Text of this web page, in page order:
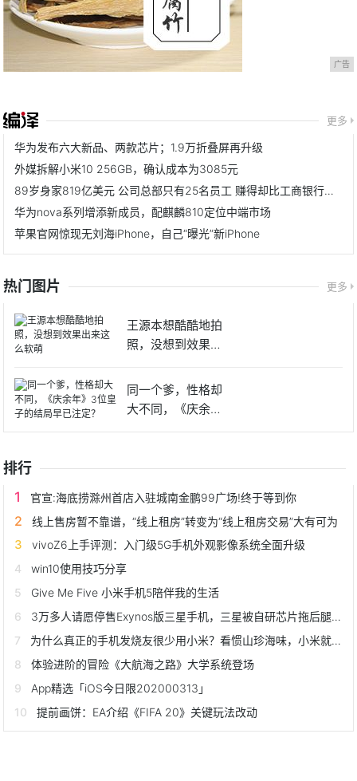
广告
更多
华为发布六大新品、两款芯片；1.9万折叠屏再升级
外媒拆解小米10 256GB，确认成本为3085元
89岁身家819亿美元 公司总部只有25名员工 赚得却比工商银行还多
华为nova系列增添新成员，配麒麟810定位中端市场
苹果官网惊现无刘海iPhone，自己“曝光”新iPhone
热门图片 更多
王源本想酷酷地拍
照，没想到效果出
同一个爹，性格却
大不同，《庆余
年》3位皇
排行
官宣:海底捞滁州首店入驻城南金鹏99广场!终于等到你
线上售房暂不靠谱，“线上租房”转变为“线上租房交易”大有可为
vivoZ6上手评测：入门级5G手机外观影像系统全面升级
win10使用技巧分享
Give Me Five 小米手机5陪伴我的生活
3万多人请愿停售Exynos版三星手机，三星被自研芯片拖后腿了？
为什么真正的手机发烧友很少用小米？看惯山珍海味，小米就不香了
体验进阶的冒险《大航海之路》大学系统登场
App精选「iOS今日限202000313」
提前画饼：EA介绍《FIFA 20》关键玩法改动